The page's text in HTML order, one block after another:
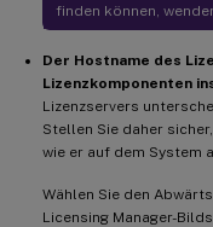
finden können,
Der Hostname des
Lizenzkomponenten
Lizenzservers
Stellen Sie daher
wie er auf dem System
Wählen Sie den
Licensing Manager-